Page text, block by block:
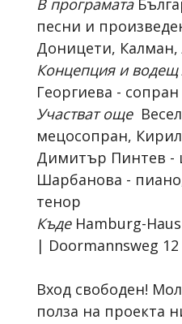
В програмата
песни и
Доницети, Калман,
Концепция и водещ
Георгиева - сопран
Участват още
мецосопран,
Димитър Пинтев -
Шарбанова -
тенор
Къде Hamburg-
| Doormannsweg
Вход свободен!
полза на проекта